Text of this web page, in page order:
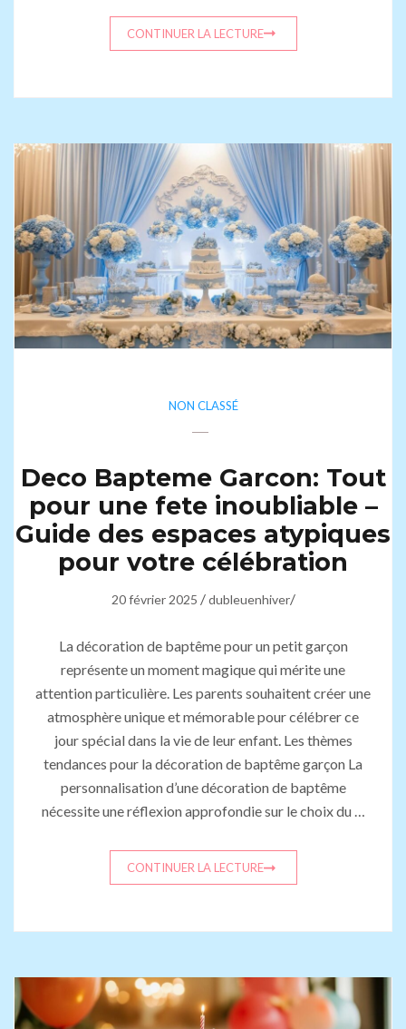
CONTINUER LA LECTURE
NON CLASSÉ
Deco Bapteme Garcon: Tout
pour une fete inoubliable –
Guide des espaces atypiques
pour votre célébration
20 février 2025 /dubleuenhiver/
La décoration de baptême pour un petit garçon
représente un moment magique qui mérite une
attention particulière. Les parents souhaitent créer une
atmosphère unique et mémorable pour célébrer ce
jour spécial dans la vie de leur enfant. Les thèmes
tendances pour la décoration de baptême garçon La
personnalisation d’une décoration de baptême
nécessite une réflexion approfondie sur le choix du …
CONTINUER LA LECTURE